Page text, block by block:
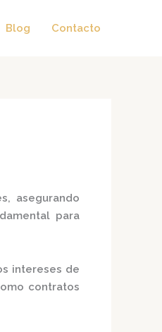
Blog Contacto
asegurando
para
intereses de
contratos